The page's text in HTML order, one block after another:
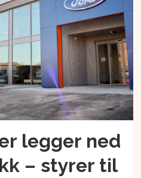
legger ned
– styrer til